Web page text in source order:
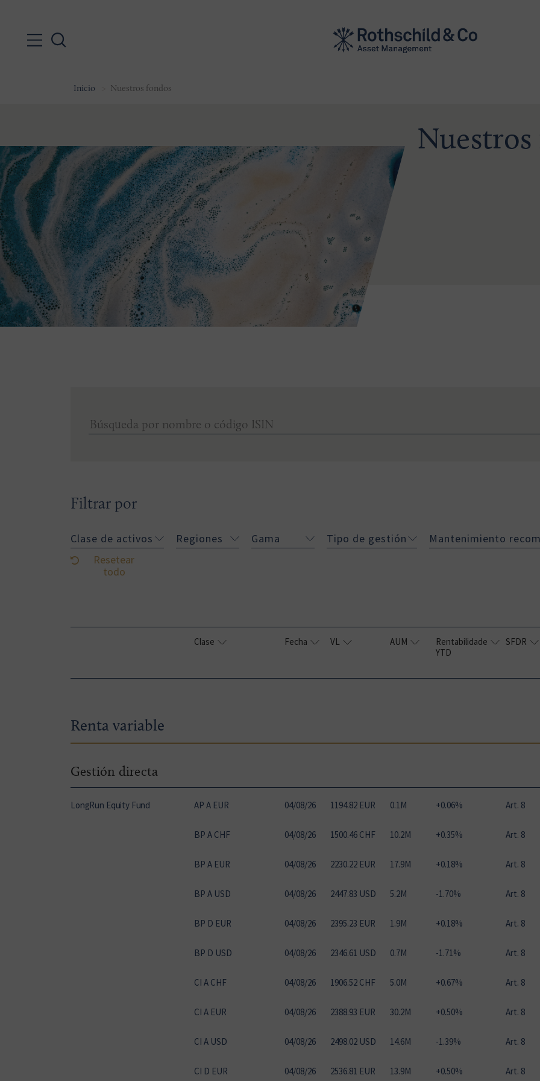
Inicio Nuestros fondos
Filtrar por
Clase de activos Regiones Gama Tipo de gestión Mantenimiento
Resetear
todo
Clase Fecha VL AUM
Rentabilidade
YTD
SFDR
Renta variable
Gestión directa
LongRun Equity Fund AP A EUR 04/08/26 1194.82 EUR 0.1M +0.06% Art. 8
BP A CHF 04/08/26 1500.46 CHF 10.2M +0.35% Art. 8
BP A EUR 04/08/26 2230.22 EUR 17.9M +0.18% Art. 8
BP A USD 04/08/26 2447.83 USD 5.2M -1.70% Art. 8
BP D EUR 04/08/26 2395.23 EUR 1.9M +0.18% Art. 8
BP D USD 04/08/26 2346.61 USD 0.7M -1.71% Art. 8
CI A CHF 04/08/26 1906.52 CHF 5.0M +0.67% Art. 8
CI A EUR 04/08/26 2388.93 EUR 30.2M +0.50% Art. 8
CI A USD 04/08/26 2498.02 USD 14.6M -1.39% Art. 8
CI D EUR 04/08/26 2536.81 EUR 13.9M +0.50% Art. 8